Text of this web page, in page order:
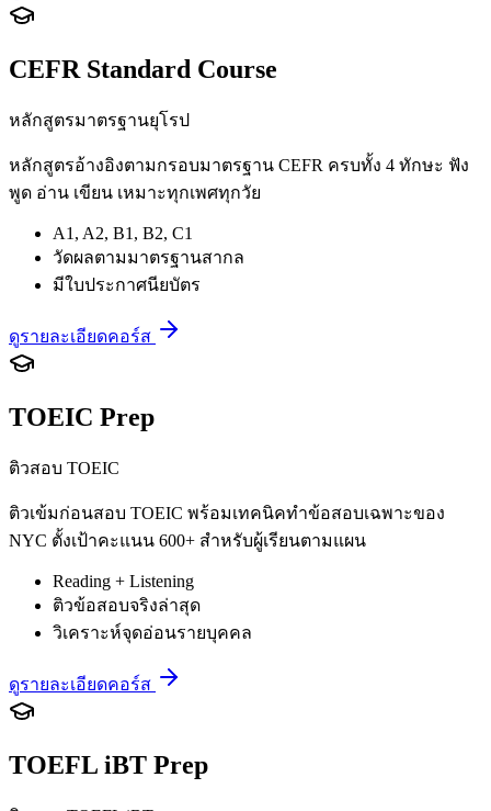
CEFR Standard Course
หลักสูตรมาตรฐานยุโรป
หลักสูตรอ้างอิงตามกรอบมาตรฐาน CEFR ครบทั้ง 4 ทักษะ ฟัง
พูด อ่าน เขียน เหมาะทุกเพศทุกวัย
A1, A2, B1, B2, C1
วัดผลตามมาตรฐานสากล
มีใบประกาศนียบัตร
ดูรายละเอียดคอร์ส
TOEIC Prep
ติวสอบ TOEIC
ติวเข้มก่อนสอบ TOEIC พร้อมเทคนิคทำข้อสอบเฉพาะของ
NYC ตั้งเป้าคะแนน 600+ สำหรับผู้เรียนตามแผน
Reading + Listening
ติวข้อสอบจริงล่าสุด
วิเคราะห์จุดอ่อนรายบุคคล
ดูรายละเอียดคอร์ส
TOEFL iBT Prep